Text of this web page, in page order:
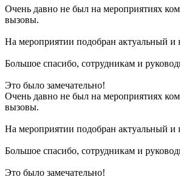
Очень давно не был на мероприятиях
вызовы.
На мероприятии подобран актуальный
Большое спасибо, сотрудникам и
Это было замечательно!
Очень давно не был на мероприятиях
вызовы.
На мероприятии подобран актуальный
Большое спасибо, сотрудникам и
Это было замечательно!